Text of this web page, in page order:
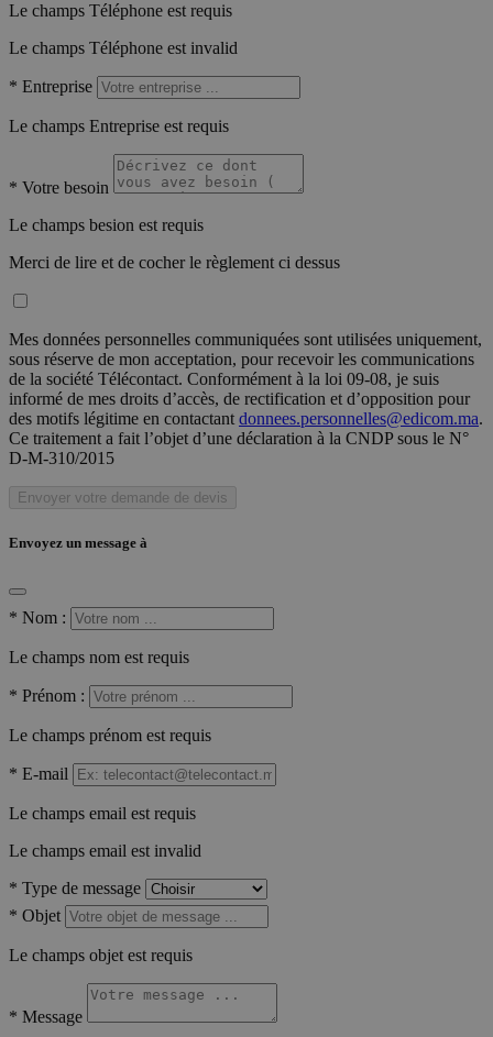
Le champs Téléphone est requis
Le champs Téléphone est invalid
* Entreprise
Le champs Entreprise est requis
* Votre besoin
Le champs besion est requis
Merci de lire et de cocher le règlement ci dessus
Mes données personnelles communiquées sont utilisées uniquement,
sous réserve de mon acceptation, pour recevoir les communications
de la société Télécontact. Conformément à la loi 09-08, je suis
informé de mes droits d’accès, de rectification et d’opposition pour
des motifs légitime en contactant donnees.personnelles@edicom.ma.
Ce traitement a fait l’objet d’une déclaration à la CNDP sous le N°
D-M-310/2015
Envoyer votre demande de devis
Envoyez un message à
* Nom :
Le champs nom est requis
* Prénom :
Le champs prénom est requis
* E-mail
Le champs email est requis
Le champs email est invalid
* Type de message
* Objet
Le champs objet est requis
* Message